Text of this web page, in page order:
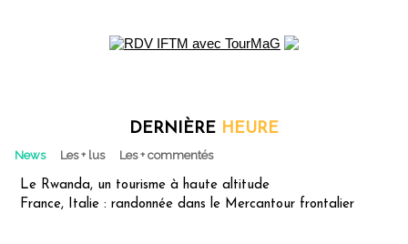
DERNIÈRE HEURE
News Les + lus Les + commentés
Le Rwanda, un tourisme à haute altitude
France, Italie : randonnée dans le Mercantour frontalier